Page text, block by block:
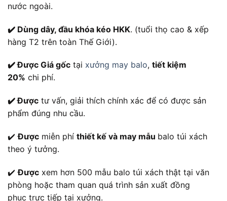
nước ngoài.
✔️ Dùng dây, đầu khóa kéo HKK. (tuổi thọ cao & xếp
hàng T2 trên toàn Thế Giới).
✔️ Được Giá gốc tại xưởng may balo, tiết kiệm
20% chi phí.
✔️ Được tư vấn, giải thích chính xác để có được sản
phẩm đúng nhu cầu.
✔️Được miễn phí thiết kế và may mẫu balo túi xách
theo ý tưởng.
✔️Được xem hơn 500 mẫu balo túi xách thật tại văn
phòng hoặc tham quan quá trình sản xuất đồng
phục trực tiếp tại xưởng.